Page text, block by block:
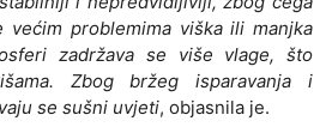
većim problemima viška ili manjka
zadržava se više vlage, što
Zbog bržeg isparavanja i
se sušni uvjeti, objasnila je.